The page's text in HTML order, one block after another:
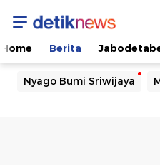
Home Berita
Nyago Bumi Sriwijaya